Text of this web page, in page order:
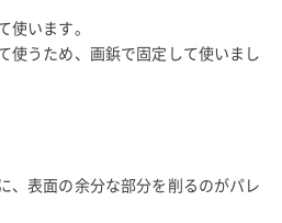
います。
使うため、画鋲で固定して使いまし
、表面の余分な部分を削るのがパレ